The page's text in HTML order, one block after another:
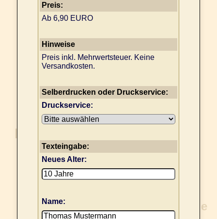
Preis:
Ab 6,90 EURO
Hinweise
Preis inkl. Mehrwertsteuer. Keine
Versandkosten.
Selberdrucken oder Druckservice:
Druckservice:
Texteingabe:
Neues Alter:
Name: